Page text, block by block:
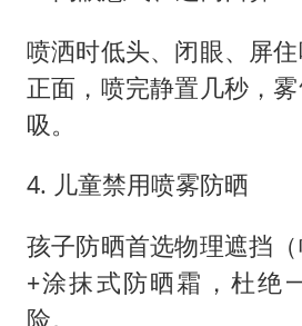
喷洒时低头、闭眼、屏
正面，喷完静置几秒，
吸。
4. 儿童禁用喷雾防晒
孩子防晒首选物理遮挡（
+涂抹式防晒霜，杜绝
险。